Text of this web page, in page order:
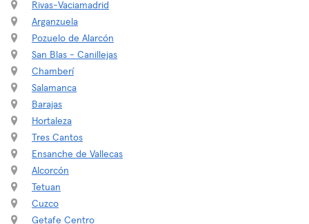
Rivas-Vaciamadrid
Arganzuela
Pozuelo de Alarcón
San Blas - Canillejas
Chamberí
Salamanca
Barajas
Hortaleza
Tres Cantos
Ensanche de Vallecas
Alcorcón
Tetuan
Cuzco
Getafe Centro